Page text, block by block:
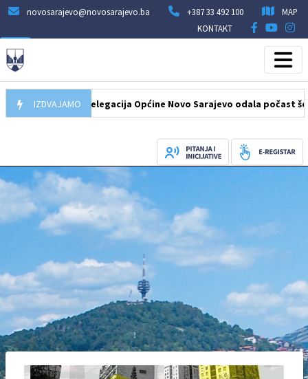
novosarajevo@novosarajevo.ba +387 33 492 100
MAP
KONTAKT
IZDVAJAMO
07.08.2026 Delegacija Općine Novo Sarajevo odala počast